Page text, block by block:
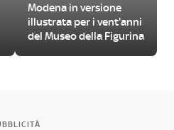
Modena in versione
illustrata per i vent'anni
del Museo della Figurina